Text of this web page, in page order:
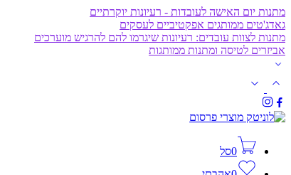
מתנות יום האישה לעובדות - רעיונות יוקרתיים
גאדג'טים ממותגים אפקטיביים לעסקים
מתנות לצוות עובדים: רעיונות שיגרמו להם להרגיש מוערכים
אביזרים לטיסה ומתנות ממותגות
0סל